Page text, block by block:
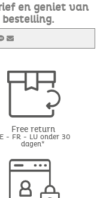
en geniet van
Free return
- FR - LU onder 30
dagen*